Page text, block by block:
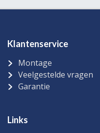
Klantenservice
Montage
Veelgestelde vragen
Garantie
Links